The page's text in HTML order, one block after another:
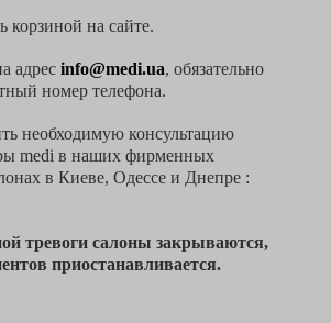
корзиной на сайте.
адрес info@medi.ua, обязательно
номер телефона.
необходимую консультацию
medi в наших фирменных
в Киеве, Одессе и Днепре :
тревоги салоны закрываются,
приостанавливается.